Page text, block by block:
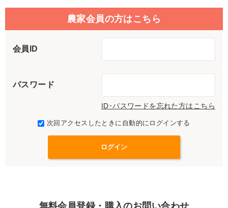
農家会員の方はこちら
会員ID
パスワード
ID･パスワードを忘れた方はこちら
次回アクセスしたときに自動的にログインする
無料会員登録・購入のお問い合わせ